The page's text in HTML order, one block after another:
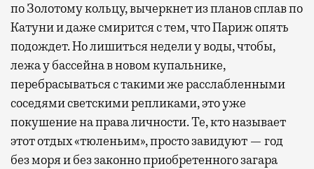
по Золотому кольцу, вычеркнет из планов сплав по
Катуни и даже смирится с тем, что Париж опять
подождет. Но лишиться недели у воды, чтобы,
лежа у бассейна в новом купальнике,
перебрасываться с такими же расслабленными
соседями светскими репликами, это уже
покушение на права личности. Те, кто называет
этот отдых «тюленьим», просто завидуют — год
без моря и без законно приобретенного загара